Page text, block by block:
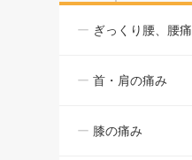
ぎっくり腰、腰痛
首・肩の痛み
膝の痛み